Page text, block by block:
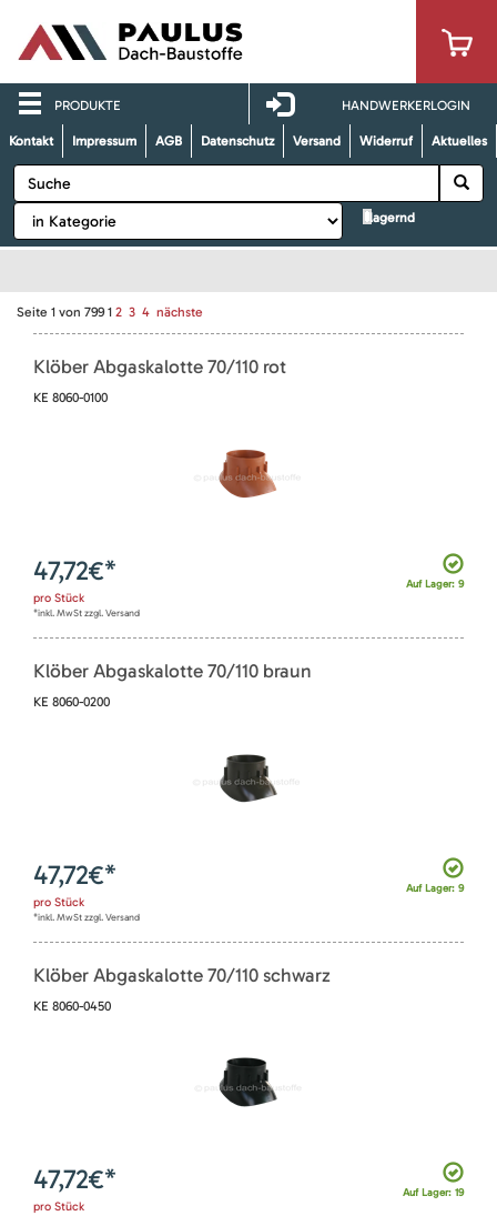
PRODUKTE HANDWERKERLOGIN
Kontakt Impressum AGB Datenschutz Versand Widerruf Aktuelles
lagernd
Seite 1 von 799 1 2 3 4 nächste
Klöber Abgaskalotte 70/110 rot
KE 8060-0100
Auf Lager: 9
47,72€*
pro Stück
*inkl. MwSt zzgl. Versand
Klöber Abgaskalotte 70/110 braun
KE 8060-0200
Auf Lager: 9
47,72€*
pro Stück
*inkl. MwSt zzgl. Versand
Klöber Abgaskalotte 70/110 schwarz
KE 8060-0450
Auf Lager: 19
47,72€*
pro Stück